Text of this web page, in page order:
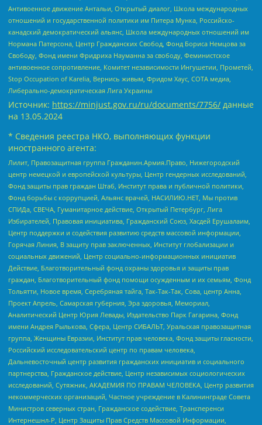
Антивоенное движение Антальи, Открытый диалог, Школа международных
отношений и государственной политики им Питера Мунка, Российско-
канадский демократический альянс, Школа международных отношений им
Нормана Патерсона, Центр Гражданских Свобод, Фонд Бориса Немцова за
Свободу, Фонд имени Фридриха Науманна за свободу, Феминистское
антивоенное сопротивление, Комитет независимости Ингушетии, Прометей,
Stop Occupation of Karelia, Вернись живым, Фридом Хаус, СОТА медиа,
Либерально-демократическая Лига Украины
Источник: https://minjust.gov.ru/ru/documents/7756/ данные
на 13.05.2024
* Сведения реестра НКО, выполняющих функции
иностранного агента:
Лилит, Правозащитная группа Гражданин.Армия.Право, Нижегородский
центр немецкой и европейской культуры, Центр гендерных исследований,
Фонд защиты прав граждан Штаб, Институт права и публичной политики,
Фонд борьбы с коррупцией, Альянс врачей, НАСИЛИЮ.НЕТ, Мы против
СПИДа, СВЕЧА, Гуманитарное действие, Открытый Петербург, Лига
Избирателей, Правовая инициатива, Гражданский Союз, Хасдей Ерушалаим,
Центр поддержки и содействия развитию средств массовой информации,
Горячая Линия, В защиту прав заключенных, Институт глобализации и
социальных движений, Центр социально-информационных инициатив
Действие, Благотворительный фонд охраны здоровья и защиты прав
граждан, Благотворительный фонд помощи осужденным и их семьям, Фонд
Тольятти, Новое время, Серебряная тайга, Так-Так-Так, Сова, центр Анна,
Проект Апрель, Самарская губерния, Эра здоровья, Мемориал,
Аналитический Центр Юрия Левады, Издательство Парк Гагарина, Фонд
имени Андрея Рылькова, Сфера, Центр СИБАЛЬТ, Уральская правозащитная
группа, Женщины Евразии, Институт прав человека, Фонд защиты гласности,
Российский исследовательский центр по правам человека,
Дальневосточный центр развития гражданских инициатив и социального
партнерства, Гражданское действие, Центр независимых социологических
исследований, Сутяжник, АКАДЕМИЯ ПО ПРАВАМ ЧЕЛОВЕКА, Центр развития
некоммерческих организаций, Частное учреждение в Калининграде Совета
Министров северных стран, Гражданское содействие, Трансперенси
Интернешнл-Р, Центр Защиты Прав Средств Массовой Информации,